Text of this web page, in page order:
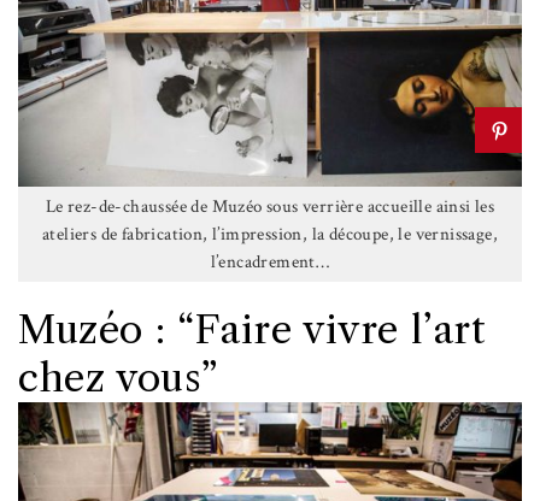
Le rez-de-chaussée de Muzéo sous verrière accueille ainsi les
ateliers de fabrication, l’impression, la découpe, le vernissage,
l’encadrement…
Muzéo : “Faire vivre l’art
chez vous”